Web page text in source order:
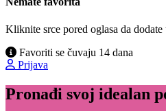
Kliknite srce pored oglasa da
Favoriti se čuvaju 14 dana
Prijava
Pronađi svoj idealan